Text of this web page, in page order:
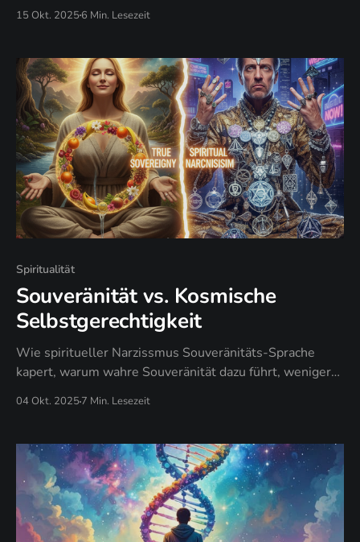
ersetzt.
15 Okt. 2025 6 Min. Lesezeit
Spiritualität
Souveränität vs. Kosmische
Selbstgerechtigkeit
Wie spiritueller Narzissmus Souveränitäts-Sprache
kapert, warum wahre Souveränität dazu führt, weniger
04 Okt. 2025 7 Min. Lesezeit